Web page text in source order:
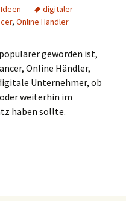
digitaler
, Online Händler
geworden ist,
Online Händler,
Unternehmer, ob
weiterhin im
haben sollte.
ein externes Büro